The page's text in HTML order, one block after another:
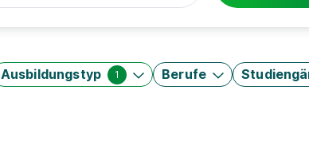
Ausbildungstyp 1 Berufe